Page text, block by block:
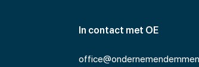
In contact met OE